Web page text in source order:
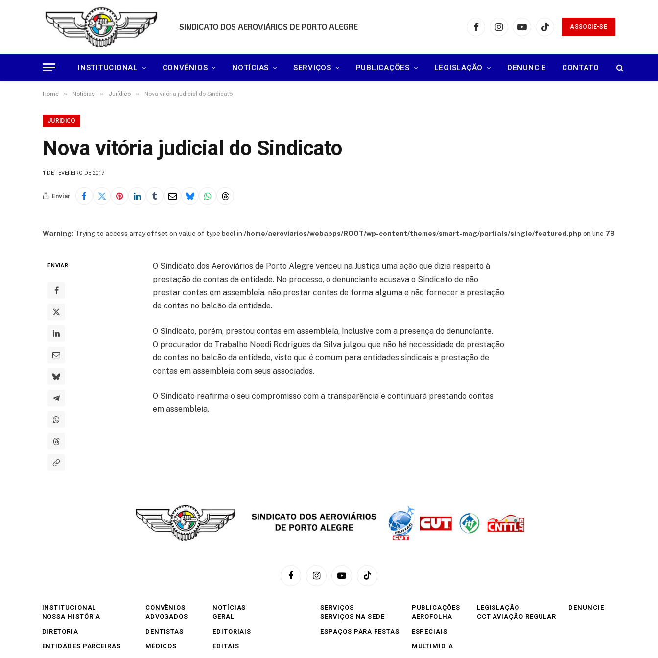
SINDICATO DOS AEROVIÁRIOS DE PORTO ALEGRE FacebookInstagramYouTubeTikTok
ASSOCIE-SE
INSTITUCIONAL CONVÊNIOS NOTÍCIAS SERVIÇOS PUBLICAÇÕES LEGISLAÇÃO DENUNCIE CONTATO
Home » Notícias » Jurídico » Nova vitória judicial do Sindicato
JURÍDICO
Nova vitória judicial do Sindicato
1 DE FEVEREIRO DE 2017
Enviar
Warning: Trying to access array offset on value of type bool in /home/aeroviarios/webapps/ROOT/wp-content/themes/smart-mag/partials/single/featured.php on line 78
ENVIAR
O Sindicato dos Aeroviários de Porto Alegre venceu na Justiça uma ação que dizia respeito à
prestação de contas da entidade. No processo, o denunciante acusava o Sindicato de não
prestar contas em assembleia, não prestar contas de forma alguma e não fornecer a prestação
de contas no balcão da entidade.
O Sindicato, porém, prestou contas em assembleia, inclusive com a presença do denunciante.
O procurador do Trabalho Noedi Rodrigues da Silva julgou que não há necessidade de prestação
de contas no balcão da entidade, visto que é comum para entidades sindicais a prestação de
contas em assembleia com seus associados.
O Sindicato reafirma o seu compromisso com a transparência e continuará prestando contas
em assembleia.
FacebookInstagramYouTubeTikTok
INSTITUCIONAL
NOSSA HISTÓRIA
DIRETORIA
ENTIDADES PARCEIRAS
CONVÊNIOS
ADVOGADOS
DENTISTAS
MÉDICOS
NOTÍCIAS
GERAL
EDITORIAIS
EDITAIS
SERVIÇOS
SERVIÇOS NA SEDE
ESPAÇOS PARA FESTAS
PUBLICAÇÕES
AEROFOLHA
ESPECIAIS
MULTIMÍDIA
LEGISLAÇÃO
CCT AVIAÇÃO REGULAR
DENUNCIE